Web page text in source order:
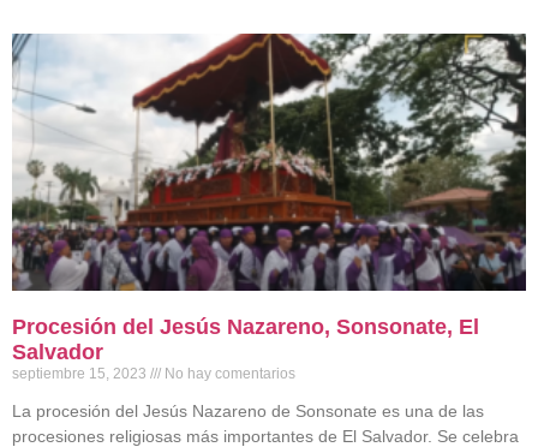
Procesión del Jesús Nazareno, Sonsonate, El
Salvador
septiembre 15, 2023 No hay comentarios
La procesión del Jesús Nazareno de Sonsonate es una de las
procesiones religiosas más importantes de El Salvador. Se celebra